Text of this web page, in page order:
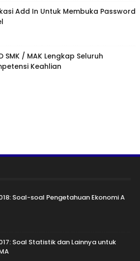
Add In Untuk Membuka Password
SMK / MAK Lengkap Seluruh
Keahlian
Soal-soal Pengetahuan Ekonomi A
Soal Statistik dan Lainnya untuk